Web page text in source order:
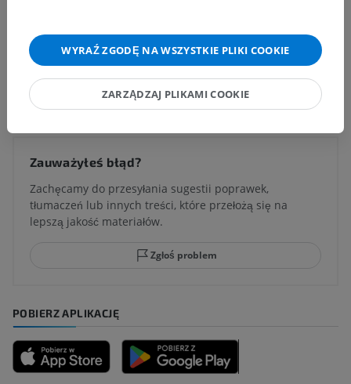
Tłumaczenia
Zauważyłeś błąd?
Zachęcamy do przesyłania sugestii poprawek,
tłumaczeń lub innych treści, które przełożą się na
lepszą jakość materiałów.
Zgłoś problem
POBIERZ APLIKACJĘ
WYRAŹ ZGODĘ NA WSZYSTKIE PLIKI COOKIE
ZARZĄDZAJ PLIKAMI COOKIE